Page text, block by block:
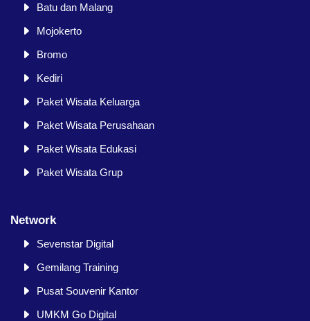
Batu dan Malang
Mojokerto
Bromo
Kediri
Paket Wisata Keluarga
Paket Wisata Perusahaan
Paket Wisata Edukasi
Paket Wisata Grup
Network
Sevenstar Digital
Gemilang Training
Pusat Souvenir Kantor
UMKM Go Digital